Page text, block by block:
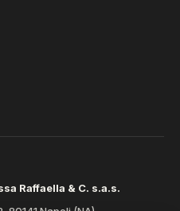
Raffaella & C. s.a.s.